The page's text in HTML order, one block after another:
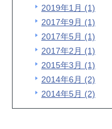
2019年1月 (1)
2017年9月 (1)
2017年5月 (1)
2017年2月 (1)
2015年3月 (1)
2014年6月 (2)
2014年5月 (2)